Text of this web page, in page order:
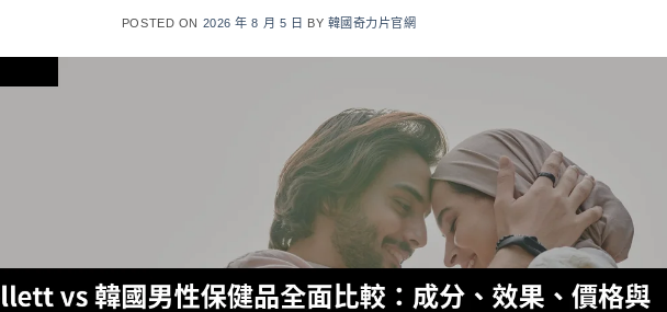
POSTED ON 2026 年 8 月 5 日 BY 韓國奇力片官網